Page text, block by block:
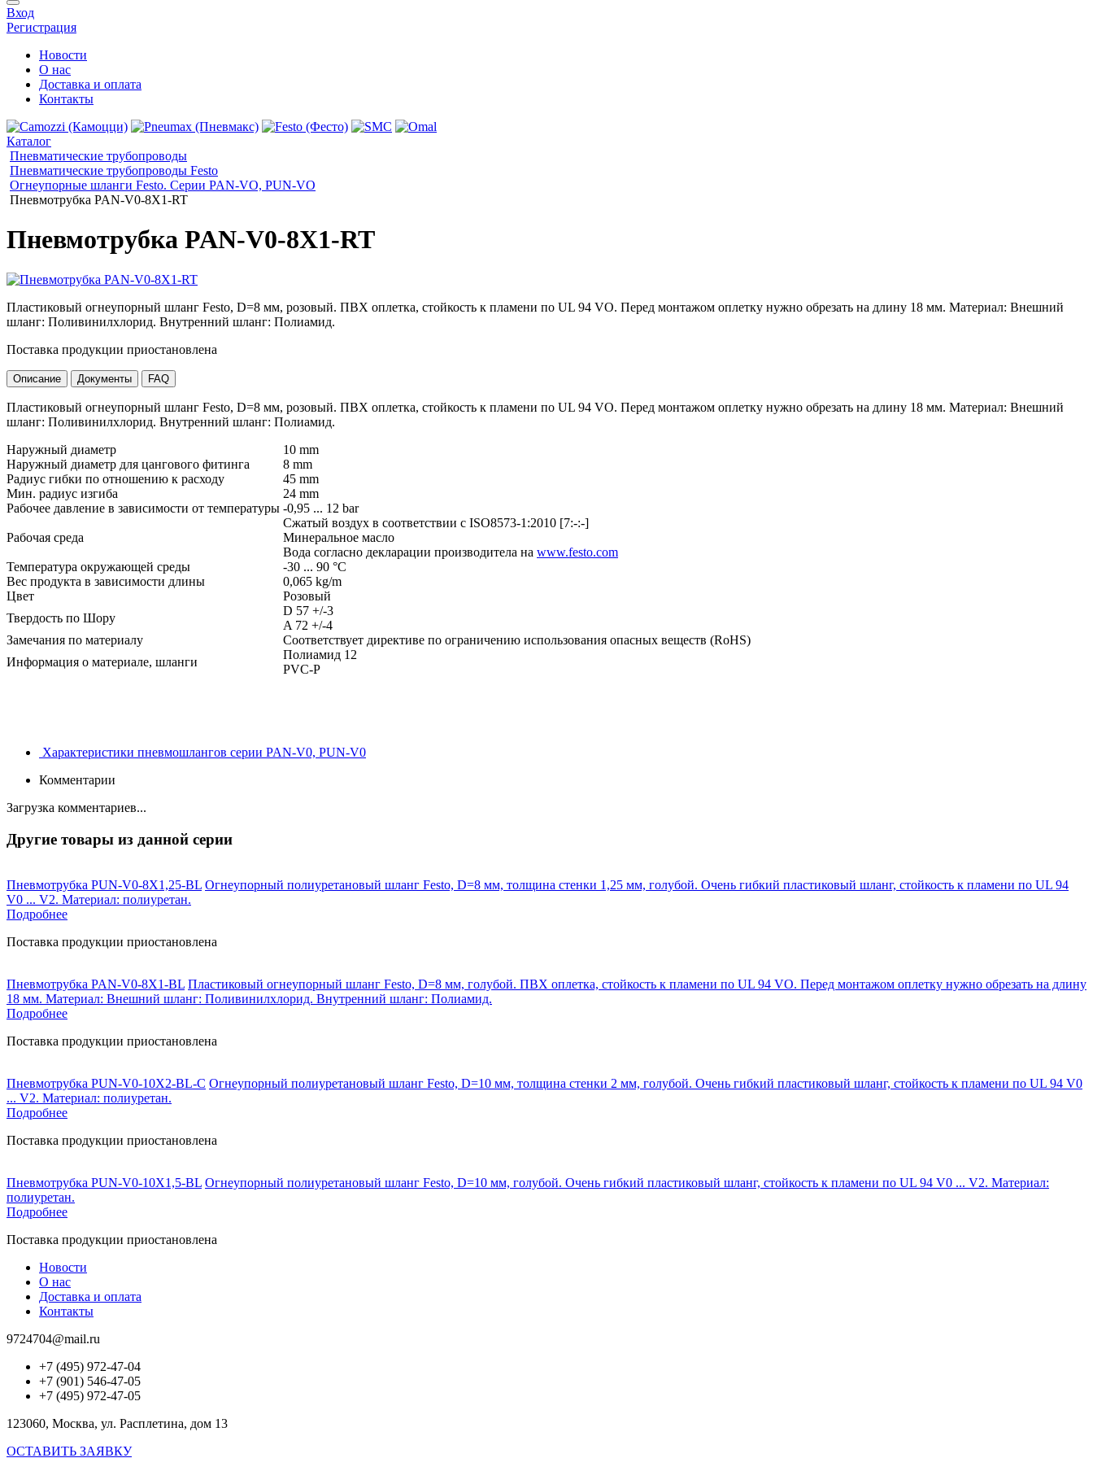
Вход
Регистрация
Новости
О нас
Доставка и оплата
Контакты
Каталог
Пневматические трубопроводы
Пневматические трубопроводы Festo
Огнеупорные шланги Festo. Серии PAN-VO, PUN-VO
Пневмотрубка PAN-V0-8X1-RT
Пневмотрубка PAN-V0-8X1-RT
Пластиковый огнеупорный шланг Festo, D=8 мм, розовый. ПВХ оплетка, стойкость к пламени по UL 94 VO. Перед монтажом оплетку нужно обрезать на длину 18 мм. Материал: Внешний
шланг: Поливинилхлорид. Внутренний шланг: Полиамид.
Поставка продукции приостановлена
Описание Документы FAQ
Пластиковый огнеупорный шланг Festo, D=8 мм, розовый. ПВХ оплетка, стойкость к пламени по UL 94 VO. Перед монтажом оплетку нужно обрезать на длину 18 мм. Материал: Внешний
шланг: Поливинилхлорид. Внутренний шланг: Полиамид.
Наружный диаметр
10 mm
Наружный диаметр для цангового фитинга
8 mm
Радиус гибки по отношению к расходу
45 mm
Мин. радиус изгиба
24 mm
Рабочее давление в зависимости от температуры -0,95 ... 12 bar
Рабочая среда
Сжатый воздух в соответствии с ISO8573-1:2010 [7:-:-]
Минеральное масло
Вода согласно декларации производитела на www.festo.com
Температура окружающей среды
-30 ... 90 °C
Вес продукта в зависимости длины
0,065 kg/m
Цвет
Розовый
Твердость по Шору
D 57 +/-3
A 72 +/-4
Замечания по материалу
Соответствует директиве по ограничению использования опасных веществ (RoHS)
Информация о материале, шланги
Полиамид 12
PVC-P
Характеристики пневмошлангов серии PAN-V0, PUN-V0
Комментарии
Загрузка комментариев...
Другие товары из данной серии
Пневмотрубка PUN-V0-8X1,25-BL Огнеупорный полиуретановый шланг Festo, D=8 мм, толщина стенки 1,25 мм, голубой. Очень гибкий пластиковый шланг, стойкость к пламени по UL 94
V0 ... V2. Материал: полиуретан.
Подробнее
Поставка продукции приостановлена
Пневмотрубка PAN-V0-8X1-BL Пластиковый огнеупорный шланг Festo, D=8 мм, голубой. ПВХ оплетка, стойкость к пламени по UL 94 VO. Перед монтажом оплетку нужно обрезать на длину
18 мм. Материал: Внешний шланг: Поливинилхлорид. Внутренний шланг: Полиамид.
Подробнее
Поставка продукции приостановлена
Пневмотрубка PUN-V0-10X2-BL-C Огнеупорный полиуретановый шланг Festo, D=10 мм, толщина стенки 2 мм, голубой. Очень гибкий пластиковый шланг, стойкость к пламени по UL 94 V0
... V2. Материал: полиуретан.
Подробнее
Поставка продукции приостановлена
Пневмотрубка PUN-V0-10X1,5-BL Огнеупорный полиуретановый шланг Festo, D=10 мм, голубой. Очень гибкий пластиковый шланг, стойкость к пламени по UL 94 V0 ... V2. Материал:
полиуретан.
Подробнее
Поставка продукции приостановлена
Новости
О нас
Доставка и оплата
Контакты
9724704@mail.ru
+7 (495) 972-47-04
+7 (901) 546-47-05
+7 (495) 972-47-05
123060, Москва, ул. Расплетина, дом 13
ОСТАВИТЬ ЗАЯВКУ